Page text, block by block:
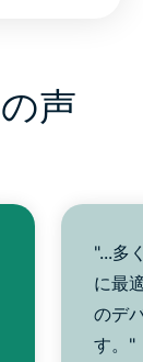
声
"...多
に最
のデ
す。"